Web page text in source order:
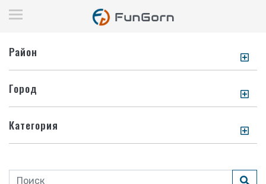
Район
Город
Категория